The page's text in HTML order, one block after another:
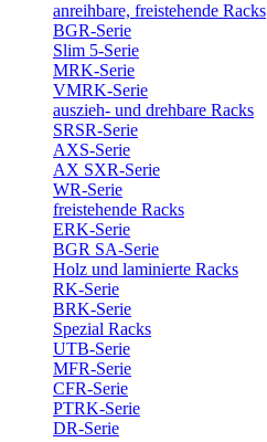
anreihbare, freistehende Racks
BGR-Serie
Slim 5-Serie
MRK-Serie
VMRK-Serie
auszieh- und drehbare Racks
SRSR-Serie
AXS-Serie
AX SXR-Serie
WR-Serie
freistehende Racks
ERK-Serie
BGR SA-Serie
Holz und laminierte Racks
RK-Serie
BRK-Serie
Spezial Racks
UTB-Serie
MFR-Serie
CFR-Serie
PTRK-Serie
DR-Serie